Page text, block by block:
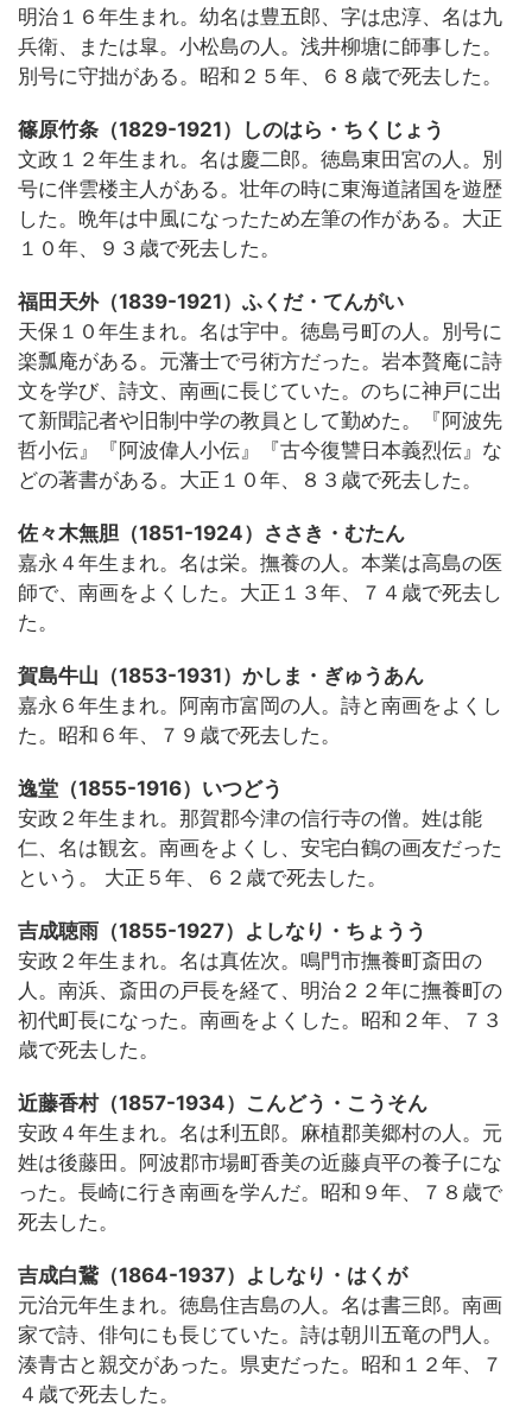
明治１６年生まれ。幼名は豊五郎、字は忠淳、名は九
兵衛、または皐。小松島の人。浅井柳塘に師事した。
別号に守拙がある。昭和２５年、６８歳で死去した。
篠原竹条（1829-1921）しのはら・ちくじょう
文政１２年生まれ。名は慶二郎。徳島東田宮の人。別
号に伴雲楼主人がある。壮年の時に東海道諸国を遊歴
した。晩年は中風になったため左筆の作がある。大正
１０年、９３歳で死去した。
福田天外（1839-1921）ふくだ・てんがい
天保１０年生まれ。名は宇中。徳島弓町の人。別号に
楽瓢庵がある。元藩士で弓術方だった。岩本贅庵に詩
文を学び、詩文、南画に長じていた。のちに神戸に出
て新聞記者や旧制中学の教員として勤めた。『阿波先
哲小伝』『阿波偉人小伝』『古今復讐日本義烈伝』な
どの著書がある。大正１０年、８３歳で死去した。
佐々木無胆（1851-1924）ささき・むたん
嘉永４年生まれ。名は栄。撫養の人。本業は高島の医
師で、南画をよくした。大正１３年、７４歳で死去し
た。
賀島牛山（1853-1931）かしま・ぎゅうあん
嘉永６年生まれ。阿南市富岡の人。詩と南画をよくし
た。昭和６年、７９歳で死去した。
逸堂（1855-1916）いつどう
安政２年生まれ。那賀郡今津の信行寺の僧。姓は能
仁、名は観玄。南画をよくし、安宅白鶴の画友だった
という。 大正５年、６２歳で死去した。
吉成聴雨（1855-1927）よしなり・ちょうう
安政２年生まれ。名は真佐次。鳴門市撫養町斎田の
人。南浜、斎田の戸長を経て、明治２２年に撫養町の
初代町長になった。南画をよくした。昭和２年、７３
歳で死去した。
近藤香村（1857-1934）こんどう・こうそん
安政４年生まれ。名は利五郎。麻植郡美郷村の人。元
姓は後藤田。阿波郡市場町香美の近藤貞平の養子にな
った。長崎に行き南画を学んだ。昭和９年、７８歳で
死去した。
吉成白鵞（1864-1937）よしなり・はくが
元治元年生まれ。徳島住吉島の人。名は書三郎。南画
家で詩、俳句にも長じていた。詩は朝川五竜の門人。
湊青古と親交があった。県吏だった。昭和１２年、７
４歳で死去した。